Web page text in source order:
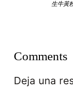
生牛黃
Comments
Deja una